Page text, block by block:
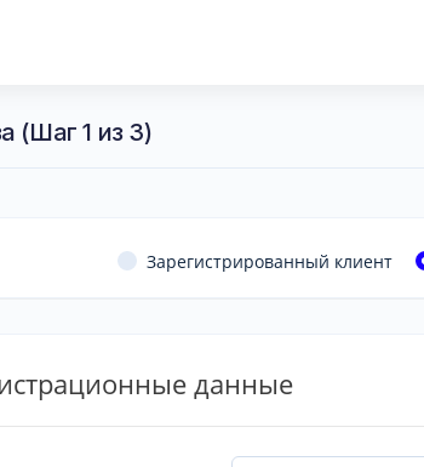
(Шаг 1 из 3)
Зарегистрированный клиент
данные